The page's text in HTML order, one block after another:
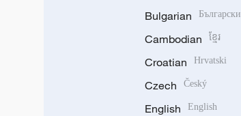
Bulgarian Български
Cambodian ខ្មែរ
Croatian Hrvatski
Czech Český
English English